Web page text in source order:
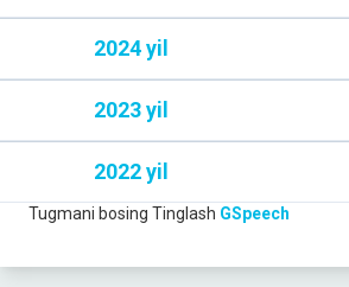
2024 yil
2023 yil
2022 yil
Tugmani bosing Tinglash GSpeech